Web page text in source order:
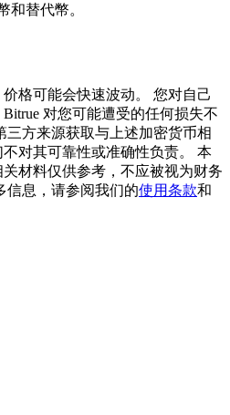
USDT 獎池！
和替代幣。
格可能会快速波动。 您对自己
对您可能遭受的任何损失不
三方来源获取与上述加密货币相
对其可靠性或准确性负责。 本
材料仅供参考，不应被视为财务
信息，请参阅我们的使用条款和